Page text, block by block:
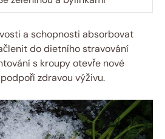
a schopnosti absorbovat
do dietního stravování
s kroupy otevře nové
zdravou výživu.